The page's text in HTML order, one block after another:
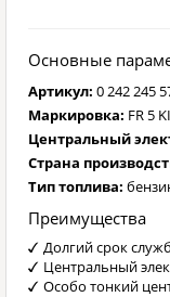
Основные
Артикул: 0 242 245
Маркировка: FR 5
Центральный
Страна
Тип топлива:
Преимущества
Долгий срок
Центральный
Особо тонкий